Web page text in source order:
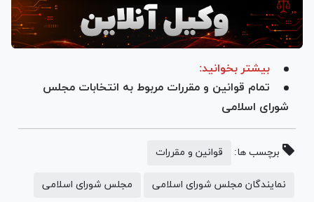
بیشتر بخوانید:
تمام قوانین و مقررات مربوط به انتخابات مجلس
شورای اسلامی
برچسب ها: قوانین و مقررات
نمایندگان مجلس شورای اسلامی مجلس شورای اسلامی